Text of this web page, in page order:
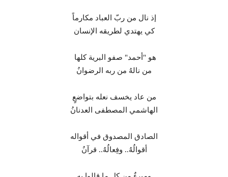
إذ نال من ربّ العباد مكارماً
كي يهتدي لطريقه الإنسان
هو "أحمد" صفو البرية كلها
من نالهُ من ربه الرضوانُ
من عاد يخسف نعله بتواضعٍ
الهاشمي المصطفى العدنانُ
الصادق المصدوق في أقواله
أقوالُهُ.. وفِعالُهُ.. قرآنُ